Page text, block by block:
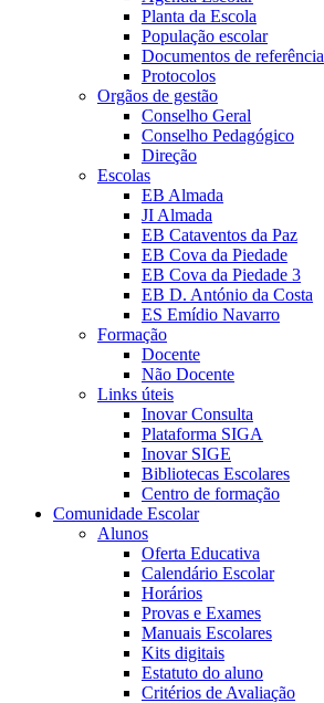
Planta da Escola
População escolar
Documentos de referência
Protocolos
Orgãos de gestão
Conselho Geral
Conselho Pedagógico
Direção
Escolas
EB Almada
JI Almada
EB Cataventos da Paz
EB Cova da Piedade
EB Cova da Piedade 3
EB D. António da Costa
ES Emídio Navarro
Formação
Docente
Não Docente
Links úteis
Inovar Consulta
Plataforma SIGA
Inovar SIGE
Bibliotecas Escolares
Centro de formação
Comunidade Escolar
Alunos
Oferta Educativa
Calendário Escolar
Horários
Provas e Exames
Manuais Escolares
Kits digitais
Estatuto do aluno
Critérios de Avaliação